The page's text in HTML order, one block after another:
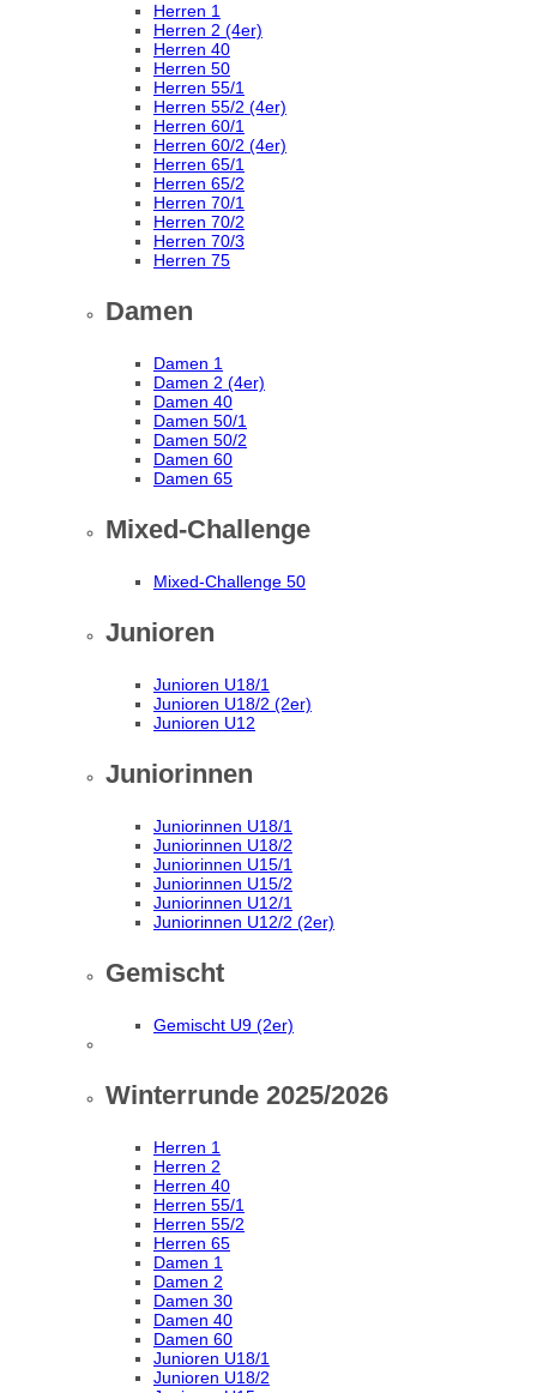
Herren 1
Herren 2 (4er)
Herren 40
Herren 50
Herren 55/1
Herren 55/2 (4er)
Herren 60/1
Herren 60/2 (4er)
Herren 65/1
Herren 65/2
Herren 70/1
Herren 70/2
Herren 70/3
Herren 75
Damen
Damen 1
Damen 2 (4er)
Damen 40
Damen 50/1
Damen 50/2
Damen 60
Damen 65
Mixed-Challenge
Mixed-Challenge 50
Junioren
Junioren U18/1
Junioren U18/2 (2er)
Junioren U12
Juniorinnen
Juniorinnen U18/1
Juniorinnen U18/2
Juniorinnen U15/1
Juniorinnen U15/2
Juniorinnen U12/1
Juniorinnen U12/2 (2er)
Gemischt
Gemischt U9 (2er)
Winterrunde 2025/2026
Herren 1
Herren 2
Herren 40
Herren 55/1
Herren 55/2
Herren 65
Damen 1
Damen 2
Damen 30
Damen 40
Damen 60
Junioren U18/1
Junioren U18/2